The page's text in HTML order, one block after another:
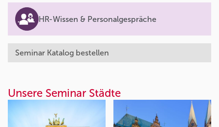
HR-Wissen & Personalgespräche
Seminar Katalog bestellen
Unsere Seminar Städte